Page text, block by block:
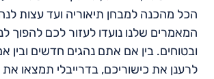
הכל מהכנה למבחן תיאוריה ועד עצות
המאמרים שלנו נועדו לעזור לכם להפוך
ובטוחים. בין אם אתם נהגים חדשים ובין
לרענן את כישוריכם, בדרייבלי תמצאו את